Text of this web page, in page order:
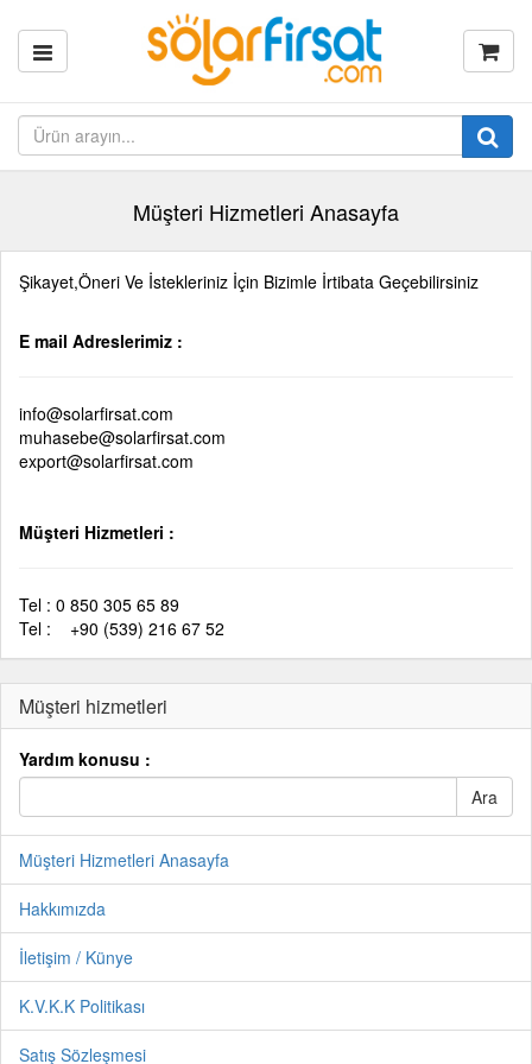
Müşteri Hizmetleri Anasayfa
Şikayet,Öneri Ve İstekleriniz İçin Bizimle İrtibata Geçebilirsiniz
E mail Adreslerimiz :
info@solarfirsat.com
muhasebe@solarfirsat.com
export@solarfirsat.com
Müşteri Hizmetleri :
Tel : 0 850 305 65 89
Tel : +90 (539) 216 67 52
Müşteri hizmetleri
Yardım konusu :
Müşteri Hizmetleri Anasayfa
Hakkımızda
İletişim / Künye
K.V.K.K Politikası
Satış Sözleşmesi